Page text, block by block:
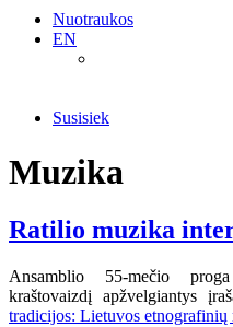
Nuotraukos
EN
Susisiek
Muzika
Ratilio muzika
Ansamblio 55-mečio
kraštovaizdį apžvelgiantys
tradicijos: Lietuvos etnografinių